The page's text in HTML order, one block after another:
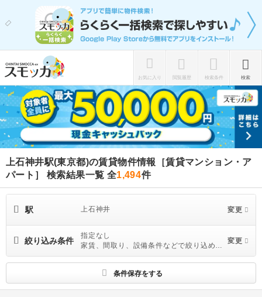
お気に入り 閲覧履歴 検索条件 検索
上石神井駅(東京都)の賃貸物件情報［賃貸マンション・ア
パート］ 検索結果一覧 全1,494件
駅 上石神井 変更
絞り込み条件
指定なし
家賃、間取り、設備条件などで絞り込めま
す
変更
条件保存をする